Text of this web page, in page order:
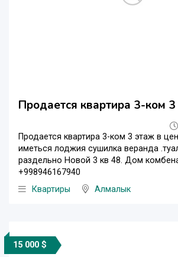
Продается квартира 3-ком
Продается квартира 3-ком 3 этаж в
иметься лоджия сушилка веранда
раздельно Новой 3 кв 48. Дом
+998946167940
Квартиры
Алмалык
15 000 $